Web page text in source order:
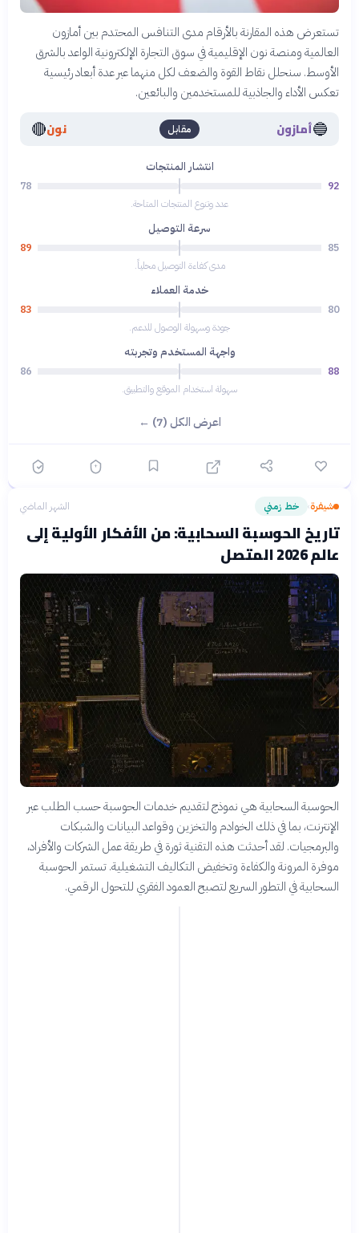
تستعرض هذه المقارنة بالأرقام مدى التنافس المحتدم بين أمازون
العالمية ومنصة نون الإقليمية في سوق التجارة الإلكترونية الواعد بالشرق
الأوسط. سنحلل نقاط القوة والضعف لكل منهما عبر عدة أبعاد رئيسية
تعكس الأداء والجاذبية للمستخدمين والبائعين.
🔵أمازون مقابل نون🔴
انتشار المنتجات
92
78
عدد وتنوع المنتجات المتاحة.
سرعة التوصيل
85
89
مدى كفاءة التوصيل محلياً.
خدمة العملاء
80
83
جودة وسهولة الوصول للدعم.
واجهة المستخدم وتجربته
88
86
سهولة استخدام الموقع والتطبيق.
اعرض الكل (7) ←
شيفرة› خط زمني الشهر الماضي
تاريخ الحوسبة السحابية: من الأفكار الأولية إلى
عالم 2026 المتصل
الحوسبة السحابية هي نموذج لتقديم خدمات الحوسبة حسب الطلب عبر
الإنترنت، بما في ذلك الخوادم والتخزين وقواعد البيانات والشبكات
والبرمجيات. لقد أحدثت هذه التقنية ثورة في طريقة عمل الشركات والأفراد،
موفرة المرونة والكفاءة وتخفيض التكاليف التشغيلية. تستمر الحوسبة
السحابية في التطور السريع لتصبح العمود الفقري للتحول الرقمي.